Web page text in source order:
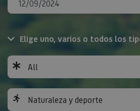
Elige uno, varios o todos los
All
Naturaleza y deporte